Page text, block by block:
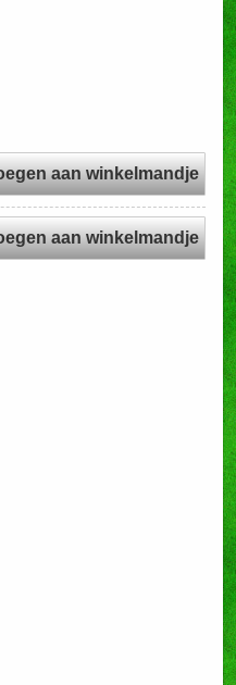
aan winkelmandje
aan winkelmandje